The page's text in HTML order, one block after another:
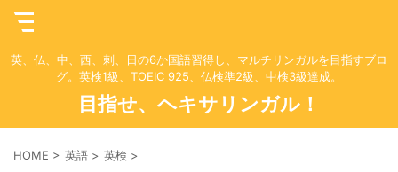
英、仏、中、西、剌、日の6か国語習得し、マルチリンガルを目指すブロ
グ。英検1級、TOEIC 925、仏検準2級、中検3級達成。
目指せ、ヘキサリンガル！
HOME > 英語 > 英検 >